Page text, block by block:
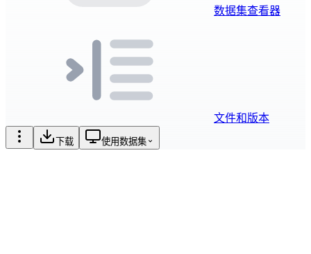
数据集查看器
文件和版本
下载 使用数据集